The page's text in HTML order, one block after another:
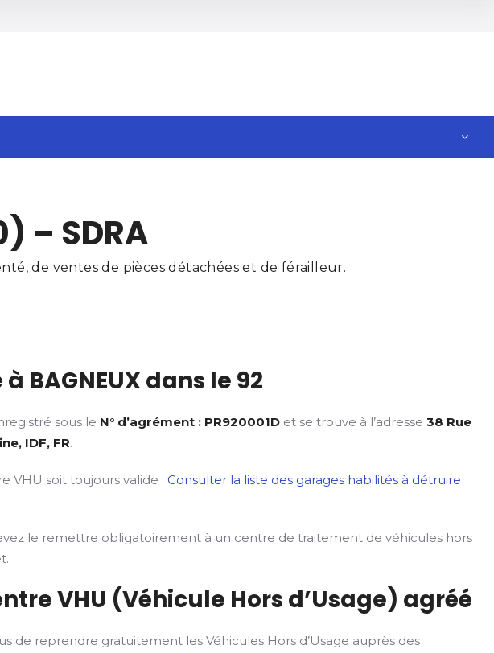
– SDRA
de ventes de pièces détachées et de férailleur.
BAGNEUX dans le 92
sous le N° d’agrément : PR920001D et se trouve à l’adresse38 Rue
IDF, FR.
VHU soit toujours valide : Consulter la liste des garages habilités à détruire
le remettre obligatoirement à un centre de traitement de véhicules hors
VHU (Véhicule Hors d’Usage) agréé
de reprendre gratuitement les Véhicules Hors d’Usage auprès des